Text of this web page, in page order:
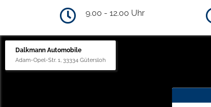
9.00 - 12.00 Uhr
Dalkmann Automobile
Adam-Opel-Str. 1, 33334 Gütersloh